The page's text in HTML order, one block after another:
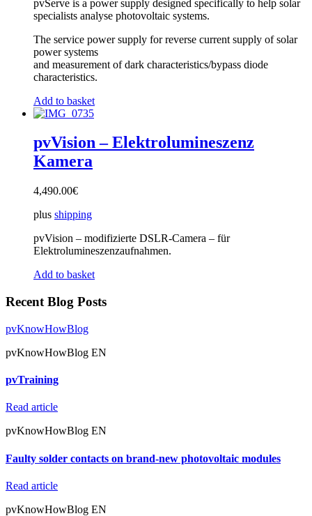
pvServe is a power supply designed specifically to help solar
specialists analyse photovoltaic systems.
The service power supply for reverse current supply of solar
power systems
and measurement of dark characteristics/bypass diode
characteristics.
Add to basket
pvVision – Elektrolumineszenz
Kamera
4,490.00€
plus shipping
pvVision – modifizierte DSLR-Camera – für
Elektrolumineszenzaufnahmen.
Add to basket
Recent Blog Posts
pvKnowHowBlog
pvKnowHowBlog EN
pvTraining
Read article
pvKnowHowBlog EN
Faulty solder contacts on brand-new photovoltaic modules
Read article
pvKnowHowBlog EN